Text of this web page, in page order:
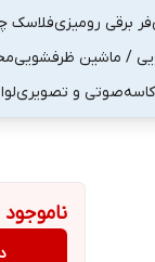
فر برقی رومیزیفلاسک
/ ماشین ظرفشویی
صوتی و تصویری
ناموجود